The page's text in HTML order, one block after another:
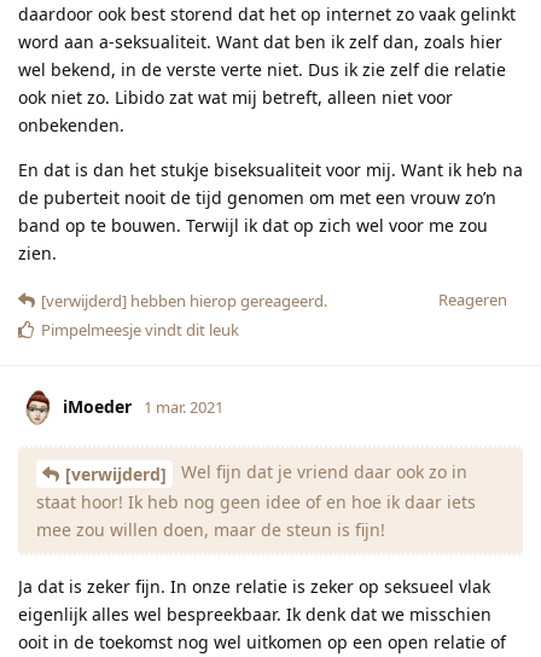
daardoor ook best storend dat het op internet zo vaak gelinkt
word aan a-seksualiteit. Want dat ben ik zelf dan, zoals hier
wel bekend, in de verste verte niet. Dus ik zie zelf die relatie
ook niet zo. Libido zat wat mij betreft, alleen niet voor
onbekenden.
En dat is dan het stukje biseksualiteit voor mij. Want ik heb na
de puberteit nooit de tijd genomen om met een vrouw zo’n
band op te bouwen. Terwijl ik dat op zich wel voor me zou
zien.
Reageren
[verwijderd] hebben hierop gereageerd.
Pimpelmeesjevindt dit leuk
iMoeder 1 mar. 2021
[verwijderd]
Wel fijn dat je vriend daar ook zo in
staat hoor! Ik heb nog geen idee of en hoe ik daar iets
mee zou willen doen, maar de steun is fijn!
Ja dat is zeker fijn. In onze relatie is zeker op seksueel vlak
eigenlijk alles wel bespreekbaar. Ik denk dat we misschien
ooit in de toekomst nog wel uitkomen op een open relatie of